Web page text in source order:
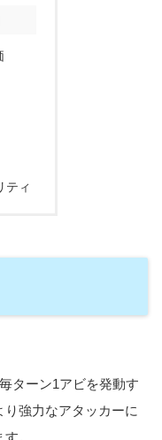
ティ
ターン1アビを発動す
強力なアタッカーに